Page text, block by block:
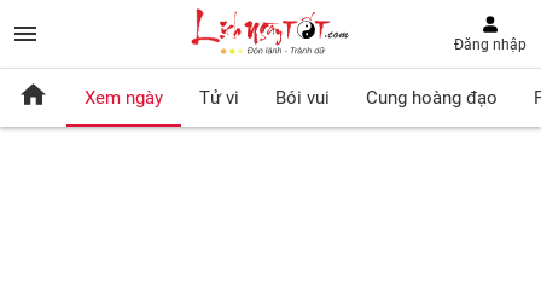
Đăng nhập
Xem ngày Tử vi Bói vui Cung hoàng đạo